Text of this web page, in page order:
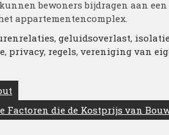
bewoners bijdragen aan
appartementencomplex.
, geluidsoverlast,
, privacy, regels, vereniging van
Factoren die de Kostprijs van